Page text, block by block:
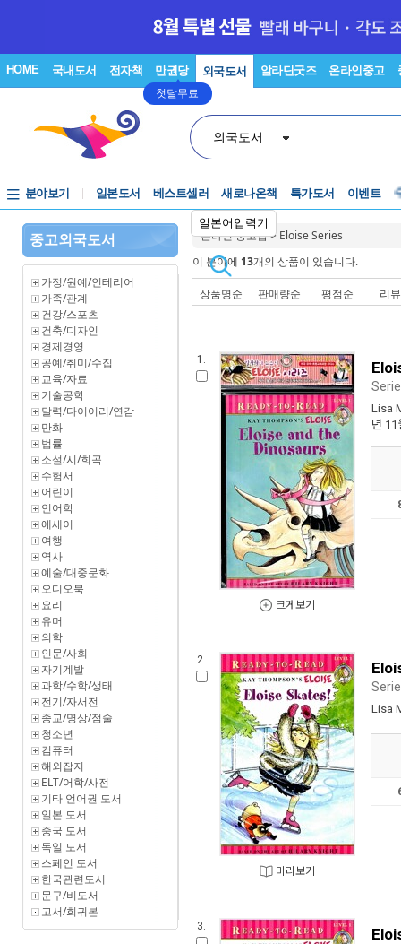
HOME 국내도서 전자책 만권당
첫달무료
외국도서 알라딘굿즈 온라인중고
외국도서
일본어입력기
분야보기 일본도서 베스트셀러 새로나온책 특가도서 이벤트
중고외국도서
가정/원예/인테리어
가족/관계
건강/스포츠
건축/디자인
경제경영
공예/취미/수집
교육/자료
기술공학
달력/다이어리/연감
만화
법률
소설/시/희곡
수험서
어린이
언어학
에세이
여행
역사
예술/대중문화
오디오북
요리
유머
의학
인문/사회
자기계발
과학/수학/생태
전기/자서전
종교/명상/점술
청소년
컴퓨터
해외잡지
ELT/어학/사전
기타 언어권 도서
일본 도서
중국 도서
독일 도서
스페인 도서
한국관련도서
문구/비도서
고서/희귀본
온라인 중고샵> Eloise Series
이 분야에 13개의 상품이 있습니다.
상품명순 판매량순 평점순 리
1.
크게보기
Lisa
년 11
2.
미리보기
Lisa
3.